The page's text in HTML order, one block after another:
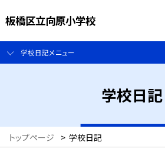
板橋区立向原小学校
学校日記メニュー
学校日記
トップページ > 学校日記